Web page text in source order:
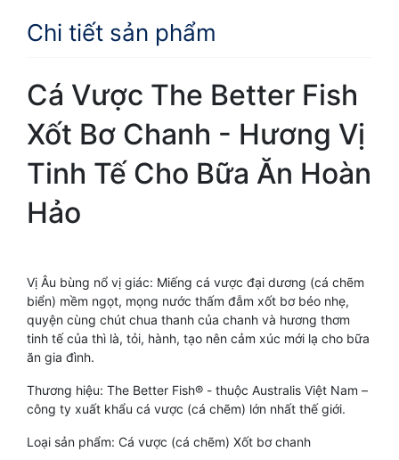
Chi tiết sản phẩm
Cá Vược The Better Fish
Xốt Bơ Chanh - Hương Vị
Tinh Tế Cho Bữa Ăn Hoàn
Hảo
Vị Âu bùng nổ vị giác: Miếng cá vược đại dương (cá chẽm
biển) mềm ngọt, mọng nước thấm đẫm xốt bơ béo nhẹ,
quyện cùng chút chua thanh của chanh và hương thơm
tinh tế của thì là, tỏi, hành, tạo nên cảm xúc mới lạ cho bữa
ăn gia đình.
Thương hiệu: The Better Fish® - thuộc Australis Việt Nam –
công ty xuất khẩu cá vược (cá chẽm) lớn nhất thế giới.
Loại sản phẩm: Cá vược (cá chẽm) Xốt bơ chanh